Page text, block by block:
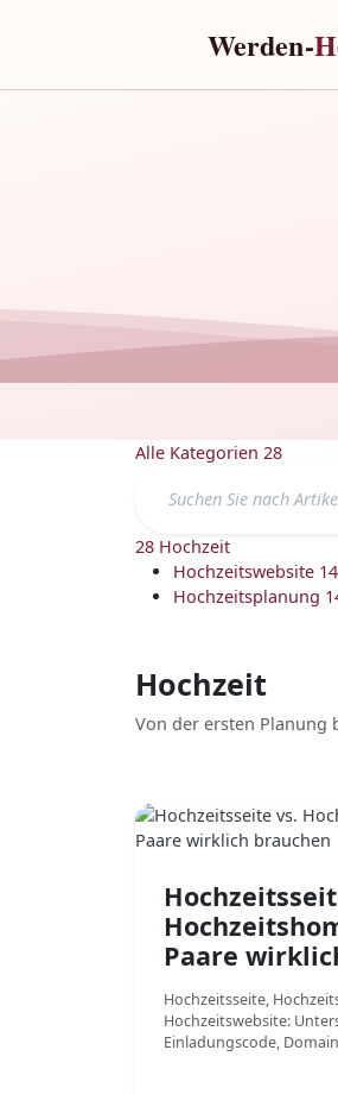
Werden-
Alle Kategorien 28
28 Hochzeit
Hochzeitswebsite 14
Hochzeitsplanung
Hochzeit
Von der ersten Planung
Paare
Hochzeitsseite,
Hochzeitswebsite:
Einladungscode,